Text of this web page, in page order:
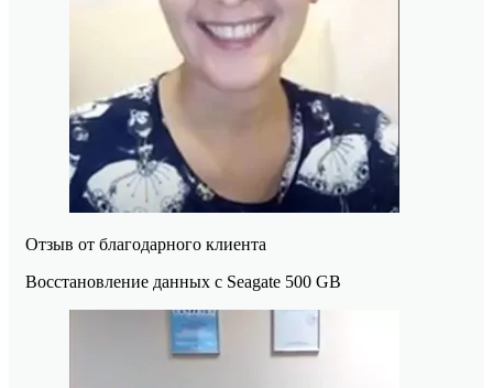
Отзыв от благодарного клиента
Восстановление данных с Seagate 500 GB